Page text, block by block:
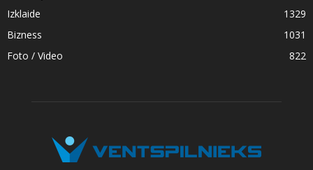
Izklaide
1329
Bizness
1031
Foto / Video
822